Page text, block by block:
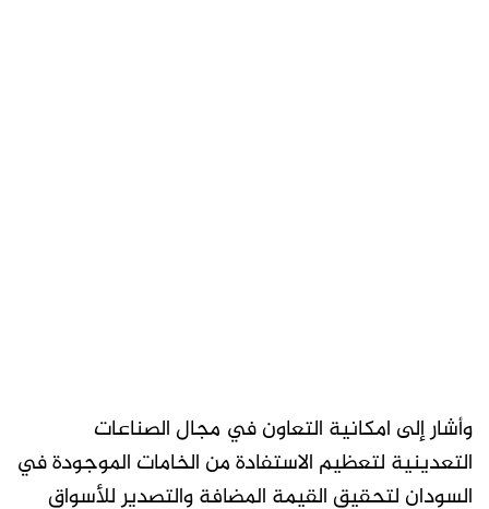
وأشار إلى امكانية التعاون في مجال الصناعات
التعدينية لتعظيم الاستفادة من الخامات الموجودة في
السودان لتحقيق القيمة المضافة والتصدير للأسواق